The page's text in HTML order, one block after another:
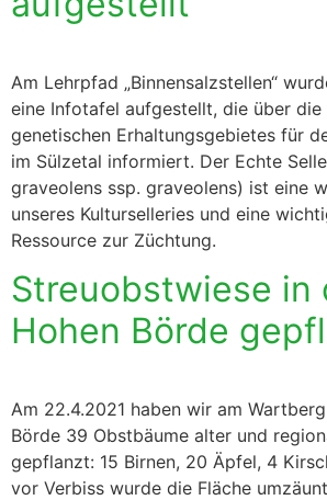
Am Lehrpfad „Binnensalzstellen“
eine Infotafel aufgestellt, die über die
genetischen Erhaltungsgebietes für
im Sülzetal informiert. Der Echte
graveolens ssp. graveolens) ist eine
unseres Kulturselleries und eine
Ressource zur Züchtung.
Streuobstwiese in
Hohen Börde
Am 22.4.2021 haben wir am
Börde 39 Obstbäume alter und
gepflanzt: 15 Birnen, 20 Äpfel, 4
vor Verbiss wurde die Fläche